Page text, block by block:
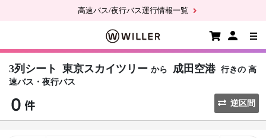
高速バス/夜行バス運行情報一覧
3列シート 東京スカイツリー から 成田空港 行きの 高
速バス・夜行バス
逆区間